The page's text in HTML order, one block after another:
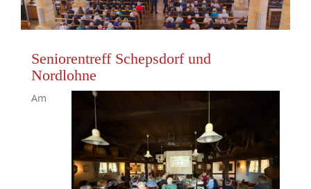
Seniorentreff Schepsdorf und
Nordlohne
Am